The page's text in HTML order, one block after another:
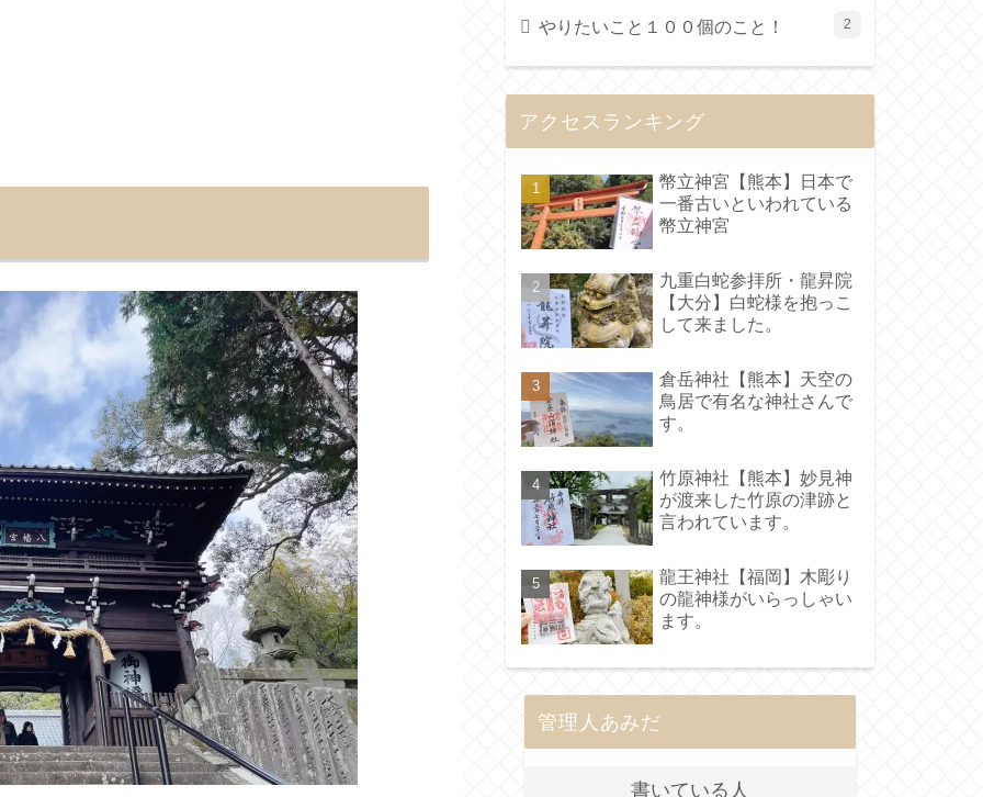
やりたいこと１００個のこと！ 2
アクセスランキング
幣立神宮【熊本】日本で
一番古いといわれている
幣立神宮
九重白蛇参拝所・龍昇院
【大分】白蛇様を抱っこ
して来ました。
倉岳神社【熊本】天空の
鳥居で有名な神社さんで
す。
竹原神社【熊本】妙見神
が渡来した竹原の津跡と
言われています。
龍王神社【福岡】木彫り
の龍神様がいらっしゃい
ます。
管理人あみだ
書いている人